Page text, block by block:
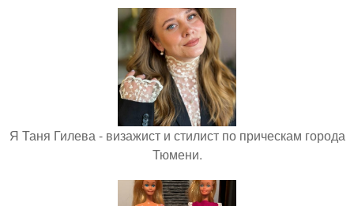
Я Таня Гилева - визажист и стилист по прическам города
Тюмени.